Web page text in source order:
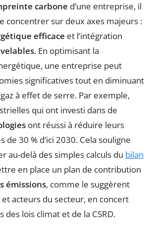
carbone d’une entreprise, il
concentrer sur deux axes majeurs :
efficace et l’intégration
. En optimisant la
une entreprise peut
significatives tout en diminuant
à effet de serre. Par exemple,
qui ont investi dans de
ont réussi à réduire leurs
de 30 % d’ici 2030. Cela souligne
au-delà des simples calculs du bilan
en place un plan de contribution
émissions, comme le suggèrent
acteurs du secteur, en concert
des lois climat et de la CSRD.